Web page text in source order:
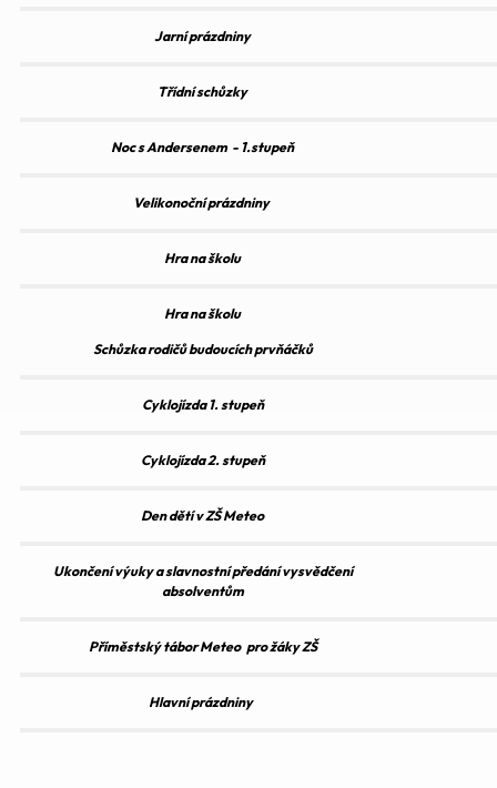
Jarní prázdniny
Třídní schůzky
Noc s Andersenem - 1.stupeň
Velikonoční prázdniny
Hra na školu
Hra na školu
Schůzka rodičů budoucích prvňáčků
Cyklojízda 1. stupeň
Cyklojízda 2. stupeň
Den dětí v ZŠ Meteo
Ukončení výuky a slavnostní předání vysvědčení
absolventům
Příměstský tábor Meteo pro žáky ZŠ
Hlavní prázdniny